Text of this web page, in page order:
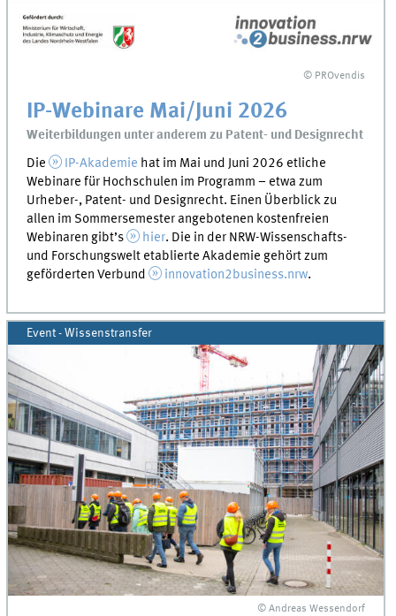
© PROvendis
IP-Webinare Mai/Juni 2026
Weiterbildungen unter anderem zu Patent- und Designrecht
Die
IP-Akademie hat im Mai und Juni 2026 etliche
Webinare für Hochschulen im Programm – etwa zum
Urheber-, Patent- und Designrecht. Einen Überblick zu
allen im Sommersemester angebotenen kostenfreien
Webinaren gibt’s
hier. Die in der NRW-Wissenschafts-
und Forschungswelt etablierte Akademie gehört zum
geförderten Verbund
innovation2business.nrw.
Event - Wissenstransfer
© Andreas Wessendorf